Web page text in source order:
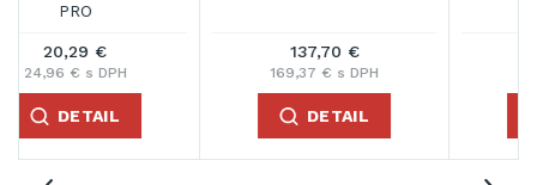
12,87 € s DPH 31,22 € s DPH